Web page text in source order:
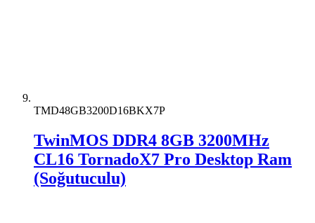
TMD48GB3200D16BKX7P
TwinMOS DDR4 8GB 3200MHz
CL16 TornadoX7 Pro Desktop Ram
(Soğutuculu)